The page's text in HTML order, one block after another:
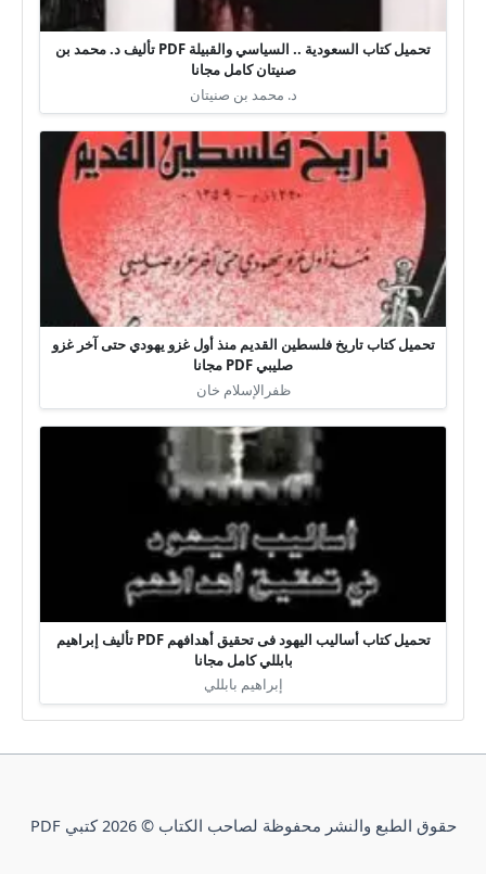
تحميل كتاب السعودية .. السياسي والقبيلة PDF تأليف د. محمد بن
صنيتان كامل مجانا
د. محمد بن صنيتان
تحميل كتاب تاريخ فلسطين القديم منذ أول غزو يهودي حتى آخر غزو
صليبي PDF مجانا
ظفرالإسلام خان
تحميل كتاب أساليب اليهود فى تحقيق أهدافهم PDF تأليف إبراهيم
بابللي كامل مجانا
إبراهيم بابللي
حقوق الطبع والنشر محفوظة لصاحب الكتاب © 2026 كتبي PDF